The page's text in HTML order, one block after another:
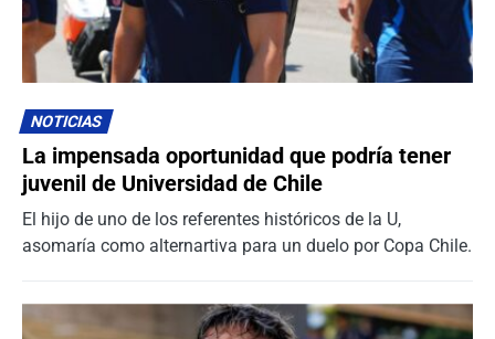
NOTICIAS
La impensada oportunidad que podría tener
juvenil de Universidad de Chile
El hijo de uno de los referentes históricos de la U,
asomaría como alternartiva para un duelo por Copa Chile.